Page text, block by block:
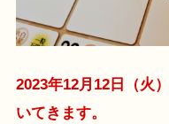
2023年12月12日（火
いてきます。